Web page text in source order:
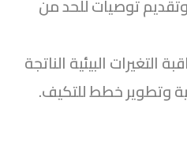
وتقديم توصيات للحد من
التغيرات البيئية الناتجة
وتطوير خطط للتكيف.